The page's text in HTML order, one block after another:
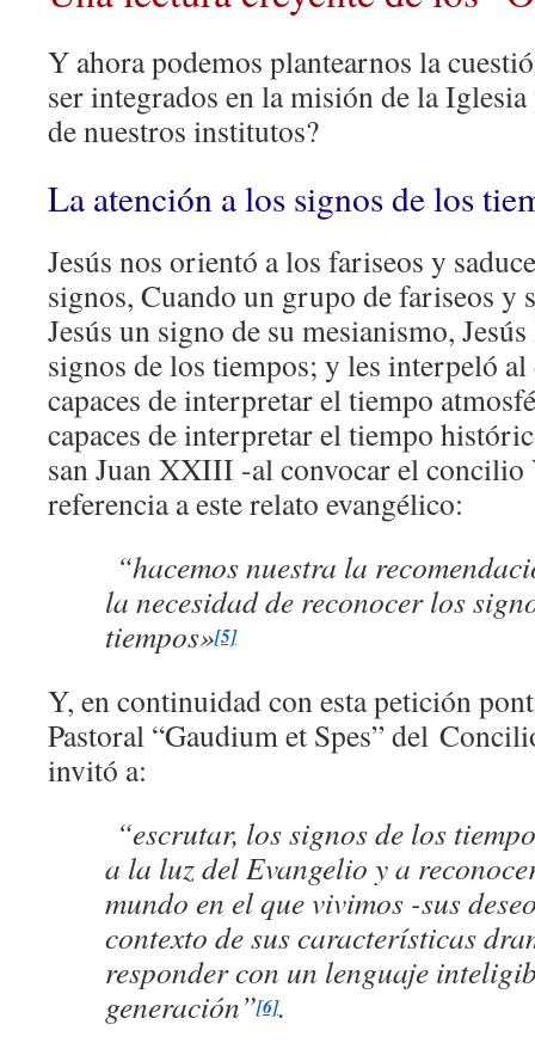
Y ahora podemos plantearnos la
ser integrados en la misión de la
de nuestros institutos?
La atención a los signos de los
Jesús nos orientó a los fariseos y
signos, Cuando un grupo de fariseos y
Jesús un signo de su mesianismo,
signos de los tiempos; y les interpeló
capaces de interpretar el tiempo
capaces de interpretar el tiempo
san Juan XXIII -al convocar el
referencia a este relato evangélico:
“hacemos nuestra la
la necesidad de reconocer los
tiempos»[5]
Y, en continuidad con esta petición
Pastoral “Gaudium et Spes” del
invitó a:
“escrutar, los signos de los
a la luz del Evangelio y a
mundo en el que vivimos -sus
contexto de sus características
responder con un lenguaje
generación”[6].